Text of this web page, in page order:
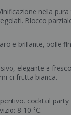
nella
Blocco
e brillante, bolle
elegante e
di frutta bianca.
cocktail
8-10 °C.